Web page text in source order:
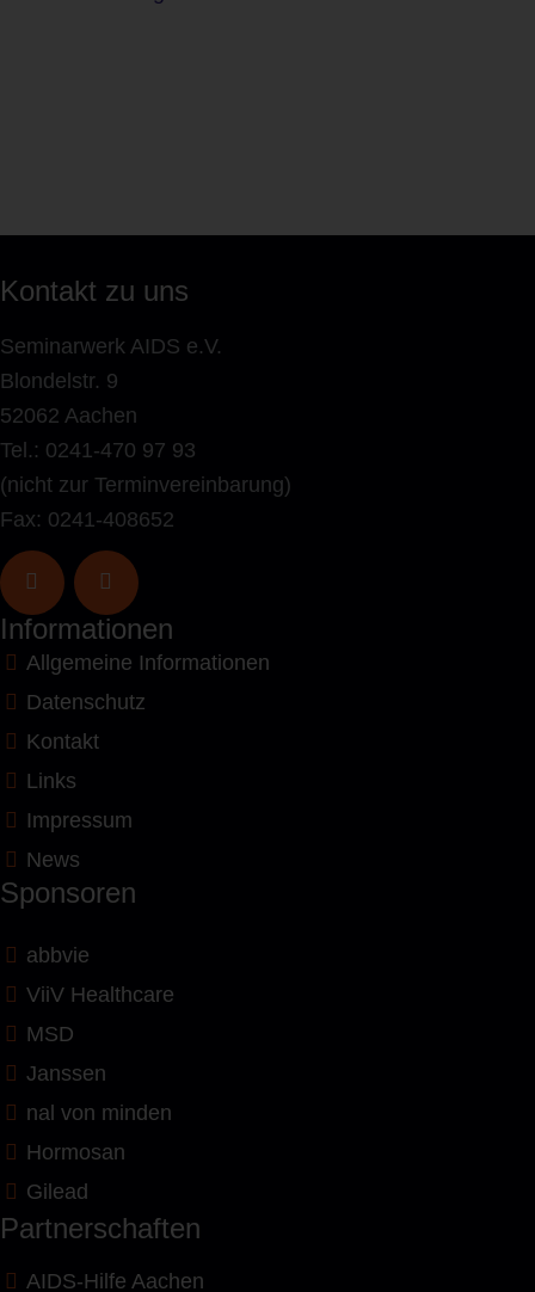
Kontakt zu uns
Seminarwerk AIDS e.V.
Blondelstr. 9
52062 Aachen
Tel.: 0241-470 97 93
(nicht zur Terminvereinbarung)
Fax: 0241-408652
Informationen
Allgemeine Informationen
Datenschutz
Kontakt
Links
Impressum
News
Sponsoren
abbvie
ViiV Healthcare
MSD
Janssen
nal von minden
Hormosan
Gilead
Partnerschaften
AIDS-Hilfe Aachen